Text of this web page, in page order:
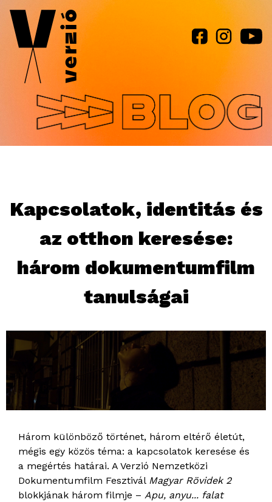
Jump to navigation
Kapcsolatok, identitás és
az otthon keresése:
három dokumentumfilm
tanulságai
Három különböző történet, három eltérő életút,
mégis egy közös téma: a kapcsolatok keresése és
a megértés határai. A Verzió Nemzetközi
Dokumentumfilm Fesztivál Magyar Rövidek 2
blokkjának három filmje – Apu, anyu... falat